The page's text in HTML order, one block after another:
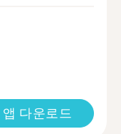
앱 다운로드